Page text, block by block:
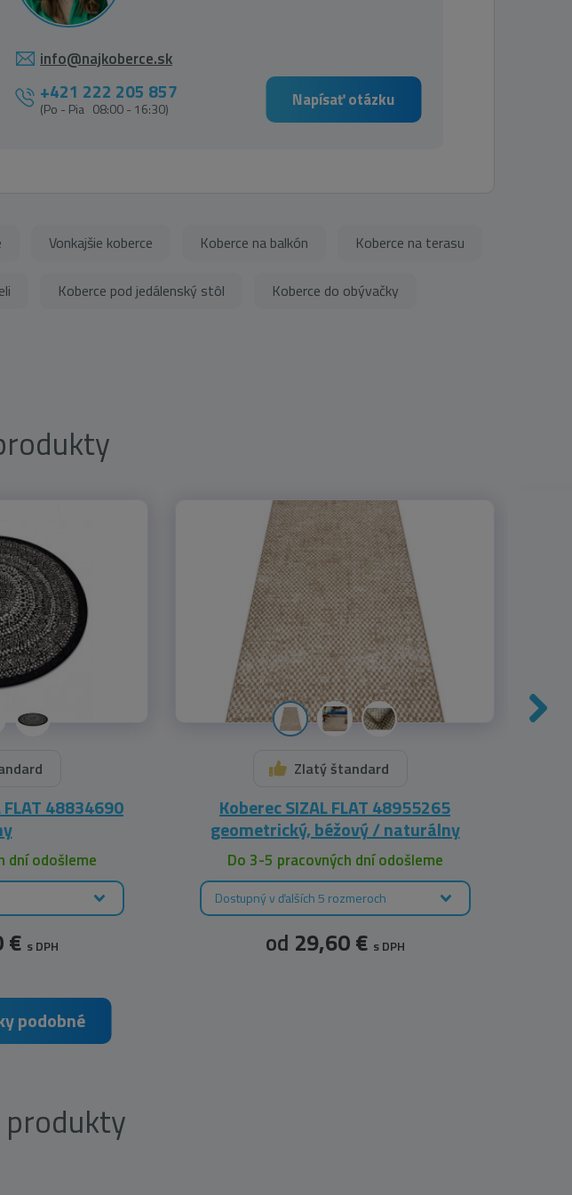
info@najkoberce.sk
+421 222 205 857
(Po - Pia 08:00 - 16:30) Napísať otázku
Vonkajšie koberce Koberce na balkón Koberce na terasu
Koberce pod jedálenský stôl Koberce do obývačky
48834690
dní odošleme
€ s DPH
Zlatý štandard
Koberec SIZAL FLAT 48955265
geometrický, béžový / naturálny
Do 3-5 pracovných dní odošleme
Dostupný v ďalších 5 rozmeroch
od 29,60 € s DPH
podobné
produkty